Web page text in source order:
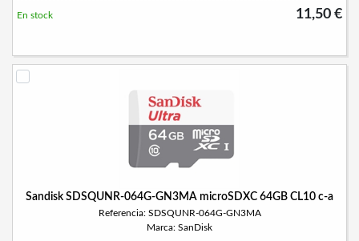
11,50 €
En stock
Sandisk SDSQUNR-064G-GN3MA microSDXC 64GB CL10 c-a
Referencia: SDSQUNR-064G-GN3MA
Marca: SanDisk